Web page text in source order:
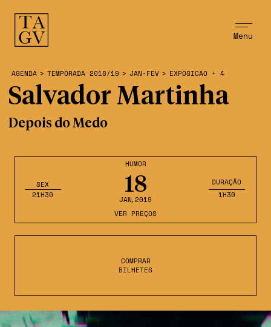
Menu
HUMOR
18
JAN,2019
SEX
21H30
DURAÇÃO
1H30
VER PREÇOS
COMPRAR
BILHETES
AGENDA > TEMPORADA 2018/19 > JAN-FEV > EXPOSICAO + 4
Salvador Martinha
Depois do Medo